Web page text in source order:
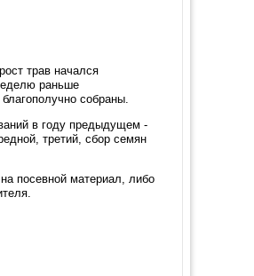
трав начался
раньше
собраны.
в году предыдущем -
третий, сбор семян
посевной материал, либо